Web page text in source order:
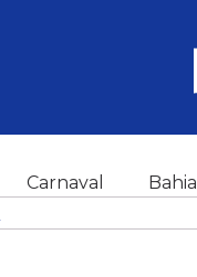
Carnaval Bahia